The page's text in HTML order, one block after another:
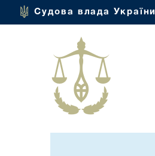
Судова влада України